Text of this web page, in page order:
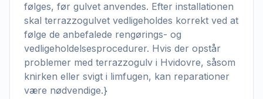
følges, før gulvet anvendes. Efter installationen
skal terrazzogulvet vedligeholdes korrekt ved at
følge de anbefalede rengørings- og
vedligeholdelsesprocedurer. Hvis der opstår
problemer med terrazzogulv i Hvidovre, såsom
knirken eller svigt i limfugen, kan reparationer
være nødvendige.}